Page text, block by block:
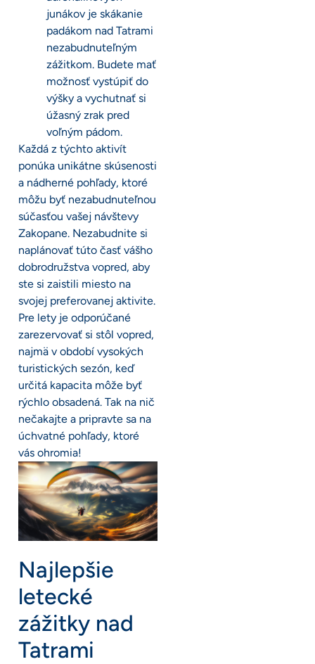
junákov je skákanie
padákom nad Tatrami
nezabudnuteľným
zážitkom. Budete mať
možnosť vystúpiť do
výšky a vychutnať si
úžasný zrak pred
voľným pádom.
Každá z týchto aktivít
ponúka unikátne skúsenosti
a nádherné pohľady, ktoré
môžu byť nezabudnuteľnou
súčasťou vašej návštevy
Zakopane. Nezabudnite si
naplánovať túto časť vášho
dobrodružstva vopred, aby
ste si zaistili miesto na
svojej preferovanej aktivite.
Pre lety je odporúčané
zarezervovať si stôl vopred,
najmä v období vysokých
turistických sezón, keď
určitá kapacita môže byť
rýchlo obsadená. Tak na nič
nečakajte a pripravte sa na
úchvatné pohľady, ktoré
vás ohromia!
Najlepšie
letecké
zážitky nad
Tatrami